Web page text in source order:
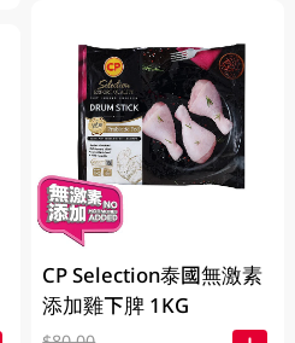
CP Selection泰國無激素
添加雞下脾 1KG